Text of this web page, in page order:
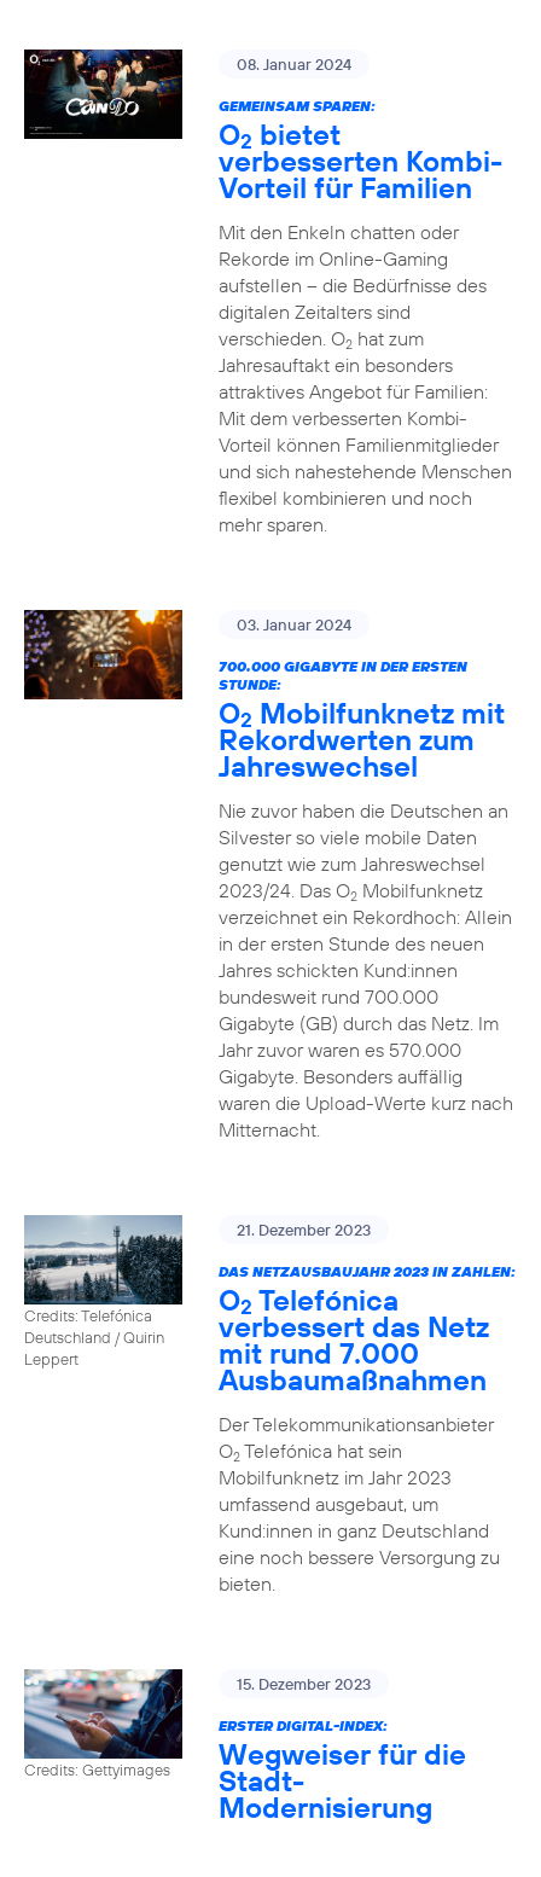
08. Januar 2024
GEMEINSAM SPAREN:
O2 bietet
verbesserten Kombi-
Vorteil für Familien
Mit den Enkeln chatten oder
Rekorde im Online-Gaming
aufstellen – die Bedürfnisse des
digitalen Zeitalters sind
verschieden. O2hat zum
Jahresauftakt ein besonders
attraktives Angebot für Familien:
Mit dem verbesserten Kombi-
Vorteil können Familienmitglieder
und sich nahestehende Menschen
flexibel kombinieren und noch
mehr sparen.
03. Januar 2024
700.000 GIGABYTE IN DER ERSTEN
STUNDE:
O2 Mobilfunknetz mit
Rekordwerten zum
Jahreswechsel
Nie zuvor haben die Deutschen an
Silvester so viele mobile Daten
genutzt wie zum Jahreswechsel
2023/24. Das O2Mobilfunknetz
verzeichnet ein Rekordhoch: Allein
in der ersten Stunde des neuen
Jahres schickten Kund:innen
bundesweit rund 700.000
Gigabyte (GB) durch das Netz. Im
Jahr zuvor waren es 570.000
Gigabyte. Besonders auffällig
waren die Upload-Werte kurz nach
Mitternacht.
Credits: Telefónica
Deutschland / Quirin
Leppert
21. Dezember 2023
DAS NETZAUSBAUJAHR 2023 IN ZAHLEN:
O2 Telefónica
verbessert das Netz
mit rund 7.000
Ausbaumaßnahmen
Der Telekommunikationsanbieter
O2Telefónica hat sein
Mobilfunknetz im Jahr 2023
umfassend ausgebaut, um
Kund:innen in ganz Deutschland
eine noch bessere Versorgung zu
bieten.
Credits: Gettyimages
15. Dezember 2023
ERSTER DIGITAL-INDEX:
Wegweiser für die
Stadt-
Modernisierung